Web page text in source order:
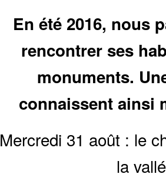
En été 2016, nous
rencontrer ses
monuments.
connaissent ainsi
Mercredi 31 août : le
la